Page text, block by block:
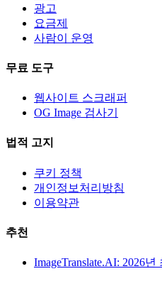
광고
요금제
사람이 운영
무료 도구
웹사이트 스크래퍼
OG Image 검사기
법적 고지
쿠키 정책
개인정보처리방침
이용약관
추천
ImageTranslate.AI: 2026